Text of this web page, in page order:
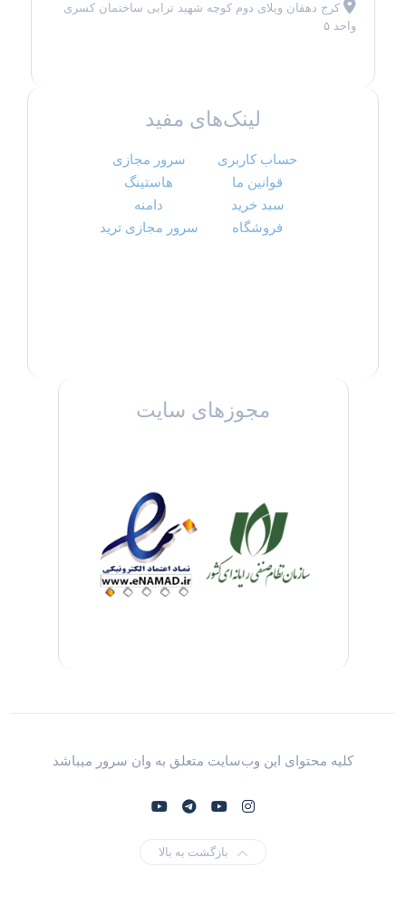
کرج دهقان ویلای دوم کوچه شهید ترابی ساختمان کسری
واحد ۵
لینک‌های مفید
حساب کاربری
قوانین ما
سبد خرید
فروشگاه
سرور مجازی
هاستینگ
دامنه
سرور مجازی ترید
مجوزهای سایت
کلیه محتوای این وب‌سایت متعلق به وان سرور میباشد
بازگشت به بالا